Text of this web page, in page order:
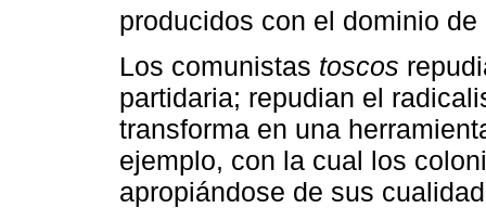
producidos con el dominio de
Los comunistas toscos
partidaria; repudian el
transforma en una
ejemplo, con la cual los
apropiándose de sus